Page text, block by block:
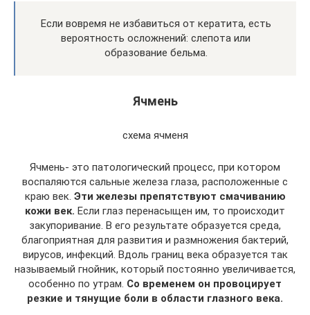
Если вовремя не избавиться от кератита, есть
вероятность осложнений: слепота или
образование бельма.
Ячмень
схема ячменя
Ячмень- это патологический процесс, при котором
воспаляются сальные железа глаза, расположенные с
краю век. Эти железы препятствуют смачиванию
кожи век. Если глаз перенасыщен им, то происходит
закупоривание. В его результате образуется среда,
благоприятная для развития и размножения бактерий,
вирусов, инфекций. Вдоль границ века образуется так
называемый гнойник, который постоянно увеличивается,
особенно по утрам. Со временем он провоцирует
резкие и тянущие боли в области глазного века.